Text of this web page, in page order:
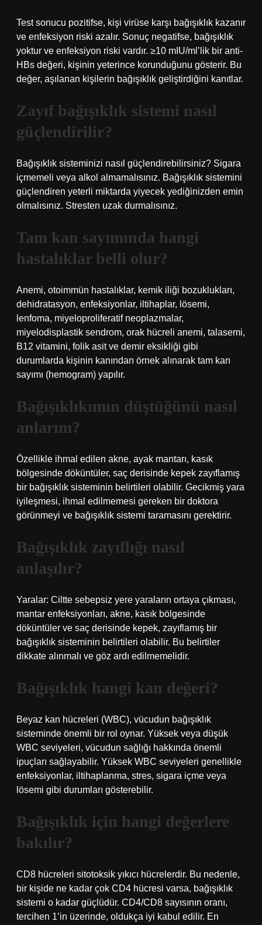
Test sonucu pozitifse, kişi virüse karşı bağışıklık kazanır
ve enfeksiyon riski azalır. Sonuç negatifse, bağışıklık
yoktur ve enfeksiyon riski vardır. ≥10 mIU/ml’lik bir anti-
HBs değeri, kişinin yeterince korunduğunu gösterir. Bu
değer, aşılanan kişilerin bağışıklık geliştirdiğini kanıtlar.
Zayıf bağışıklık sistemi nasıl
güçlendirilir?
Bağışıklık sisteminizi nasıl güçlendirebilirsiniz? Sigara
içmemeli veya alkol almamalısınız. Bağışıklık sistemini
güçlendiren yeterli miktarda yiyecek yediğinizden emin
olmalısınız. Stresten uzak durmalısınız.
Tam kan sayımında hangi
hastalıklar belli olur?
Anemi, otoimmün hastalıklar, kemik iliği bozuklukları,
dehidratasyon, enfeksiyonlar, iltihaplar, lösemi,
lenfoma, miyeloproliferatif neoplazmalar,
miyelodisplastik sendrom, orak hücreli anemi, talasemi,
B12 vitamini, folik asit ve demir eksikliği gibi
durumlarda kişinin kanından örnek alınarak tam kan
sayımı (hemogram) yapılır.
Bağışıklıkımın düştüğünü nasıl
anlarım?
Özellikle ihmal edilen akne, ayak mantarı, kasık
bölgesinde döküntüler, saç derisinde kepek zayıflamış
bir bağışıklık sisteminin belirtileri olabilir. Gecikmiş yara
iyileşmesi, ihmal edilmemesi gereken bir doktora
görünmeyi ve bağışıklık sistemi taramasını gerektirir.
Bağışıklık zayıflığı nasıl
anlaşılır?
Yaralar: Ciltte sebepsiz yere yaraların ortaya çıkması,
mantar enfeksiyonları, akne, kasık bölgesinde
döküntüler ve saç derisinde kepek, zayıflamış bir
bağışıklık sisteminin belirtileri olabilir. Bu belirtiler
dikkate alınmalı ve göz ardı edilmemelidir.
Bağışıklık hangi kan değeri?
Beyaz kan hücreleri (WBC), vücudun bağışıklık
sisteminde önemli bir rol oynar. Yüksek veya düşük
WBC seviyeleri, vücudun sağlığı hakkında önemli
ipuçları sağlayabilir. Yüksek WBC seviyeleri genellikle
enfeksiyonlar, iltihaplanma, stres, sigara içme veya
lösemi gibi durumları gösterebilir.
Bağışıklık için hangi değerlere
bakılır?
CD8 hücreleri sitotoksik yıkıcı hücrelerdir. Bu nedenle,
bir kişide ne kadar çok CD4 hücresi varsa, bağışıklık
sistemi o kadar güçlüdür. CD4/CD8 sayısının oranı,
tercihen 1’in üzerinde, oldukça iyi kabul edilir. En